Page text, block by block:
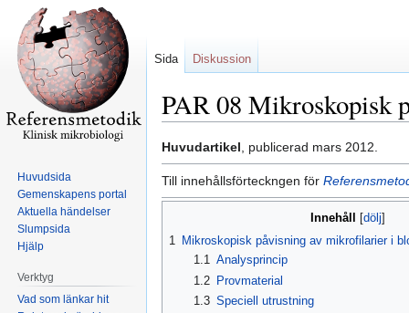
PAR 08 Mikroskopisk
Hoppa
till
navigering
Hoppa
till
sök
Huvudartikel, publicerad mars 2012.
Till innehållsförteckngen för
Innehåll
1 Mikroskopisk påvisning av mikrofilarier i
1.1 Analysprincip
1.2 Provmaterial
1.3 Speciell utrustning
Sida Diskussion
Huvudsida
Gemenskapens portal
Aktuella händelser
Slumpsida
Hjälp
Verktyg
Vad som länkar hit